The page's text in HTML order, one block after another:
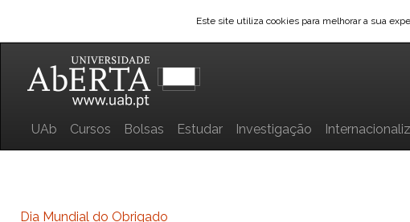
Este site utiliza cookies para melhorar a sua
UAb Cursos Bolsas Estudar Investigação
Dia Mundial do Obrigado